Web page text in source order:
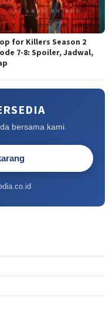
for Killers Season 2
7-8: Spoiler, Jadwal,
bersama kami.